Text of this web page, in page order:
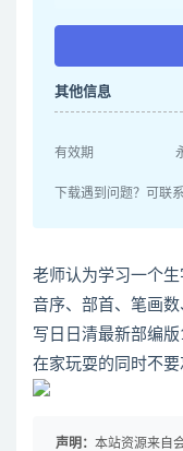
其他信息
有效期
下载遇到问题？可联
老师认为学习一个
音序、部首、笔画
写日日清最新部编
在家玩耍的同时不要
声明： 本站资源来自